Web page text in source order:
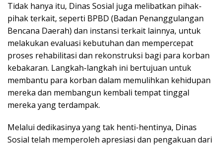
Tidak hanya itu, Dinas Sosial juga melibatkan pihak-
pihak terkait, seperti BPBD (Badan Penanggulangan
Bencana Daerah) dan instansi terkait lainnya, untuk
melakukan evaluasi kebutuhan dan mempercepat
proses rehabilitasi dan rekonstruksi bagi para korban
kebakaran. Langkah-langkah ini bertujuan untuk
membantu para korban dalam memulihkan kehidupan
mereka dan membangun kembali tempat tinggal
mereka yang terdampak.
Melalui dedikasinya yang tak henti-hentinya, Dinas
Sosial telah memperoleh apresiasi dan pengakuan dari